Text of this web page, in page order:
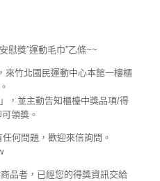
慰獎”運動毛巾”乙條~~
來竹北國民運動中心本館一樓櫃
，並主動告知櫃檯中獎品項/得
領獎。
何問題，歡迎來信詢問。
品者，已經您的得獎資訊交給